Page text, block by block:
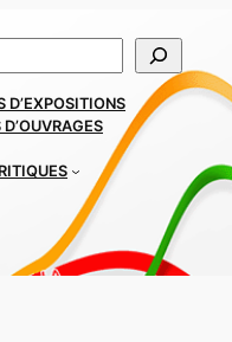
D’EXPOSITIONS